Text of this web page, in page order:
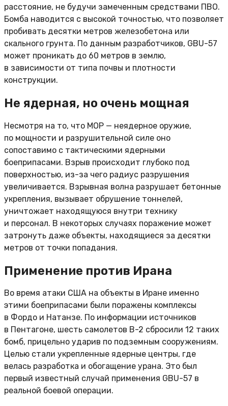
расстояние, не будучи замеченным средствами ПВО.
Бомба наводится с высокой точностью, что позволяет
пробивать десятки метров железобетона или
скального грунта. По данным разработчиков, GBU-57
может проникать до 60 метров в землю,
в зависимости от типа почвы и плотности
конструкции.
Не ядерная, но очень мощная
Несмотря на то, что MOP — неядерное оружие,
по мощности и разрушительной силе оно
сопоставимо с тактическими ядерными
боеприпасами. Взрыв происходит глубоко под
поверхностью, из-за чего радиус разрушения
увеличивается. Взрывная волна разрушает бетонные
укрепления, вызывает обрушение тоннелей,
уничтожает находящуюся внутри технику
и персонал. В некоторых случаях поражение может
затронуть даже объекты, находящиеся за десятки
метров от точки попадания.
Применение против Ирана
Во время атаки США на объекты в Иране именно
этими боеприпасами были поражены комплексы
в Фордо и Натанзе. По информации источников
в Пентагоне, шесть самолетов B-2 сбросили 12 таких
бомб, прицельно ударив по подземным сооружениям.
Целью стали укрепленные ядерные центры, где
велась разработка и обогащение урана. Это был
первый известный случай применения GBU-57 в
реальной боевой операции.